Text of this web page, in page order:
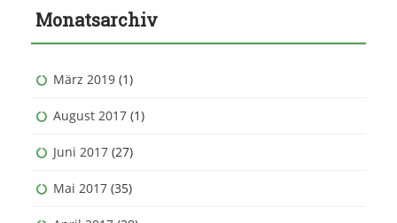
Monatsarchiv
März 2019 (1)
August 2017 (1)
Juni 2017 (27)
Mai 2017 (35)